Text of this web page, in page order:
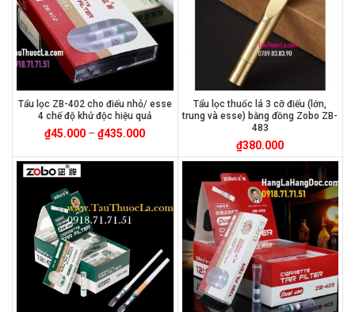
Tẩu lọc ZB-402 cho điếu nhỏ/ esse
4 chế độ khử độc hiệu quả
₫45.000 –₫435.000
Tẩu lọc thuốc lá 3 cỡ điếu (lớn,
trung và esse) bằng đồng Zobo ZB-
483
₫380.000